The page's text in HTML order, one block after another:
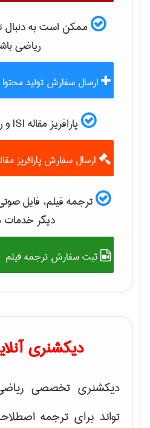
ممکن است به دنبال
رياضی
ارسال سفارش تولید محتوا
پارافریز مقاله ISI و رفع plagiarism
ارسال سفارش پارافریز
ترجمه فیلم، فایل
دیگر
ثبت سفارش ترجمه فیلم
دیکشنری
دیکشنری تخصصی
تواند برای ترجمه